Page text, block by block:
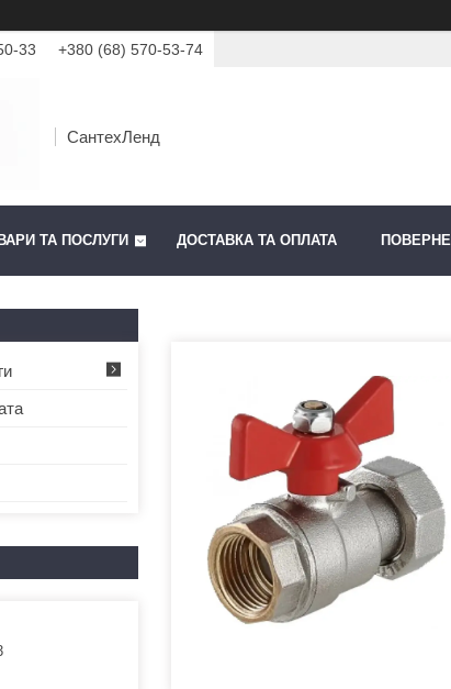
33 +380 (68) 570-53-74
СантехЛенд
ТА ПОСЛУГИ ДОСТАВКА ТА ОПЛАТА